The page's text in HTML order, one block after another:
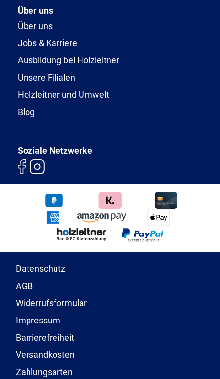
Über uns
Über uns
Jobs & Karriere
Ausbildung bei Holzleitner
Unsere Filialen
Holzleitner und Umwelt
Blog
Soziale Netzwerke
Datenschutz
AGB
Widerrufsformular
Impressum
Barrierefreiheit
Versandkosten
Zahlungsarten